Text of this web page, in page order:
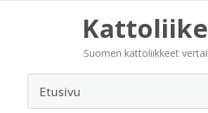
Suomen kattoliikkeet